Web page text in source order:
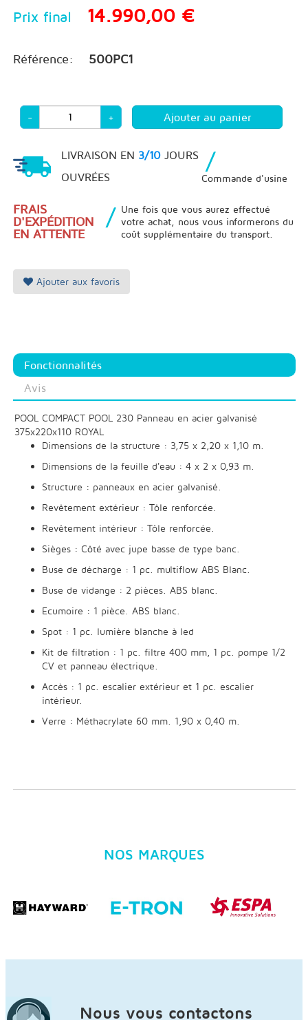
Prix final 14.990,00 €
Référence: 500PC1
- +
LIVRAISON EN 3/10JOURS
OUVRÉES
/
Commande d'usine
FRAIS
D'EXPÉDITION
EN ATTENTE
/ Une fois que vous aurez effectué
votre achat, nous vous informerons du
coût supplémentaire du transport.
Ajouter aux favoris
Fonctionnalités
Avis
POOL COMPACT POOL 230 Panneau en acier galvanisé
375x220x110 ROYAL
Dimensions de la structure : 3,75 x 2,20 x 1,10 m.
Dimensions de la feuille d'eau : 4 x 2 x 0,93 m.
Structure : panneaux en acier galvanisé.
Revêtement extérieur : Tôle renforcée.
Revêtement intérieur : Tôle renforcée.
Sièges : Côté avec jupe basse de type banc.
Buse de décharge : 1 pc. multiflow ABS Blanc.
Buse de vidange : 2 pièces. ABS blanc.
Ecumoire : 1 pièce. ABS blanc.
Spot : 1 pc. lumière blanche à led
Kit de filtration : 1 pc. filtre 400 mm, 1 pc. pompe 1/2
CV et panneau électrique.
Accès : 1 pc. escalier extérieur et 1 pc. escalier
intérieur.
Verre : Méthacrylate 60 mm. 1,90 x 0,40 m.
NOS MARQUES
Nous vous contactons